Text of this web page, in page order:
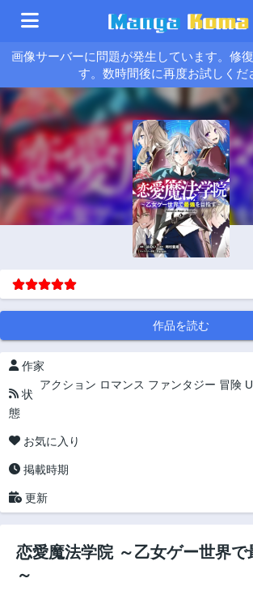
画像サーバーに問題が発生しています。修
す。数時間後に再度お試しくだ
作品を読む
作家
アクション ロマンス ファンタジー 冒険
状
態
お気に入り
掲載時期
更新
恋愛魔法学院 ～乙女ゲー世界で
～